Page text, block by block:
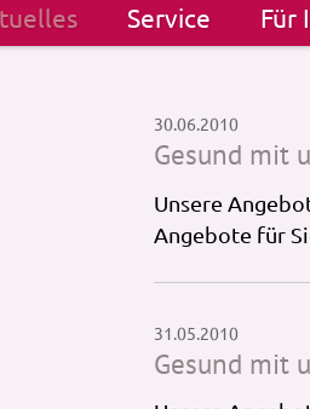
Service Für
30.06.2010
Gesund mit
Unsere
Angebote für
31.05.2010
Gesund mit